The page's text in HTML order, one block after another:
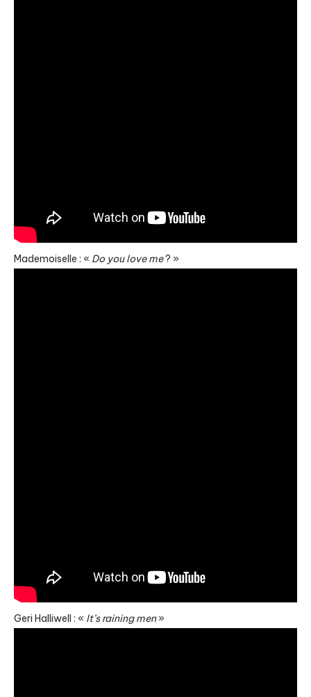
Mademoiselle : « Do you love me? »
Geri Halliwell : « It’s raining men»